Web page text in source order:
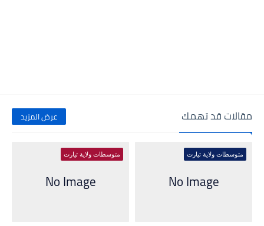
مقالات قد تهمك عرض المزيد
متوسطات ولاية تيارت متوسطات ولاية تيارت